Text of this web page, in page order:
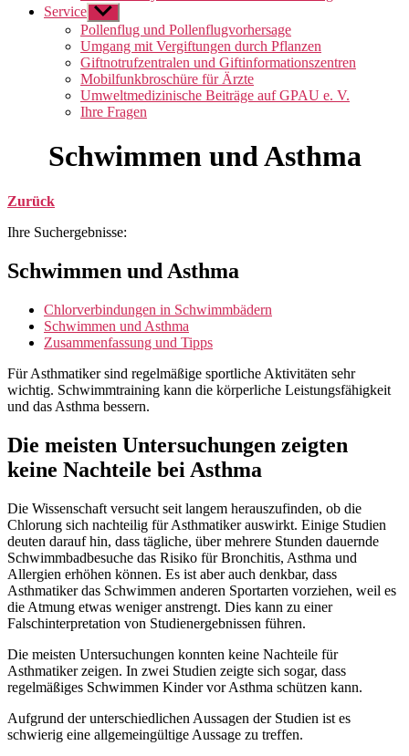
Service Untermenü
anzeigen
Pollenflug und Pollenflugvorhersage
Umgang mit Vergiftungen durch Pflanzen
Giftnotrufzentralen und Giftinformationszentren
Mobilfunkbroschüre für Ärzte
Umweltmedizinische Beiträge auf GPAU e. V.
Ihre Fragen
Schwimmen und Asthma
Zurück
Ihre Suchergebnisse:
Schwimmen und Asthma
Chlorverbindungen in Schwimmbädern
Schwimmen und Asthma
Zusammenfassung und Tipps
Für Asthmatiker sind regelmäßige sportliche Aktivitäten sehr
wichtig. Schwimmtraining kann die körperliche Leistungsfähigkeit
und das Asthma bessern.
Die meisten Untersuchungen zeigten
keine Nachteile bei Asthma
Die Wissenschaft versucht seit langem herauszufinden, ob die
Chlorung sich nachteilig für Asthmatiker auswirkt. Einige Studien
deuten darauf hin, dass tägliche, über mehrere Stunden dauernde
Schwimmbadbesuche das Risiko für Bronchitis, Asthma und
Allergien erhöhen können. Es ist aber auch denkbar, dass
Asthmatiker das Schwimmen anderen Sportarten vorziehen, weil es
die Atmung etwas weniger anstrengt. Dies kann zu einer
Falschinterpretation von Studienergebnissen führen.
Die meisten Untersuchungen konnten keine Nachteile für
Asthmatiker zeigen. In zwei Studien zeigte sich sogar, dass
regelmäßiges Schwimmen Kinder vor Asthma schützen kann.
Aufgrund der unterschiedlichen Aussagen der Studien ist es
schwierig eine allgemeingültige Aussage zu treffen.